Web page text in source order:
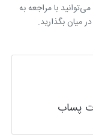
با مراجعه به
میان بگذارید.
پساب